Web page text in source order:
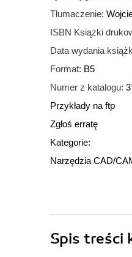
Tłumaczenie:
ISBN Książki
Data wydania
Format: B5
Numer z katalogu:
Przykłady na ftp
Zgłoś erratę
Kategorie:
Narzędzia CAD/
Spis treści